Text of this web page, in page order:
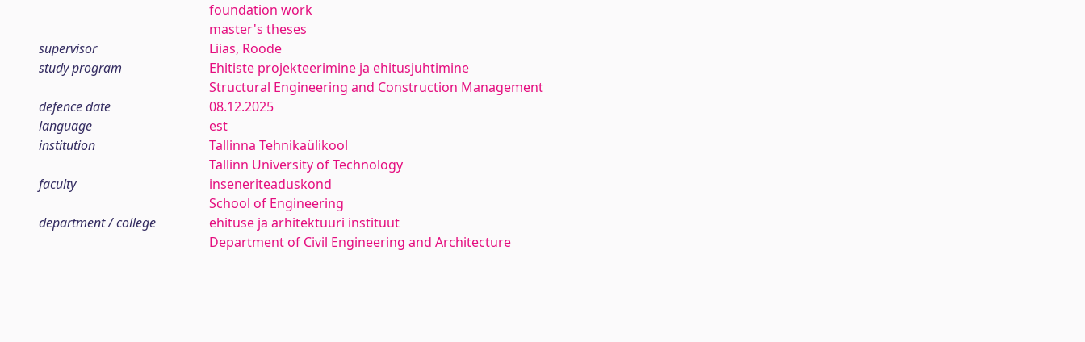
foundation work
master's theses
supervisor
Liias, Roode
study program
Ehitiste projekteerimine ja ehitusjuhtimine
Structural Engineering and Construction Management
defence date
08.12.2025
language
est
institution
Tallinna Tehnikaülikool
Tallinn University of Technology
faculty
inseneriteaduskond
School of Engineering
department / college
ehituse ja arhitektuuri instituut
Department of Civil Engineering and Architecture